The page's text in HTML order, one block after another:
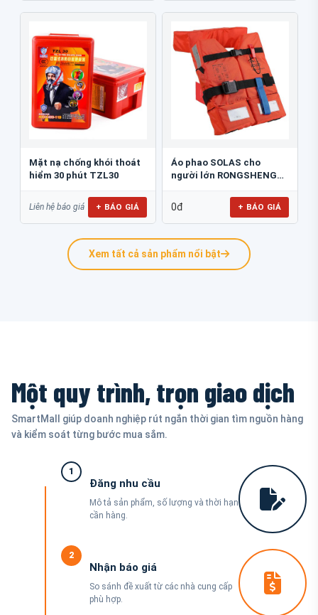
Mặt nạ chống khói thoát
hiểm 30 phút TZL30
Liên hệ báo giá + BÁO GIÁ
Áo phao SOLAS cho
người lớn RONGSHENG
0đ + BÁO GIÁ
Xem tất cả sản phẩm nổi bật
Một quy trình, trọn giao dịch
SmartMall giúp doanh nghiệp rút ngắn thời gian tìm nguồn hàng
và kiểm soát từng bước mua sắm.
1
Đăng nhu cầu
Mô tả sản phẩm, số lượng và thời hạn
cần hàng.
2
Nhận báo giá
So sánh đề xuất từ các nhà cung cấp
phù hợp.